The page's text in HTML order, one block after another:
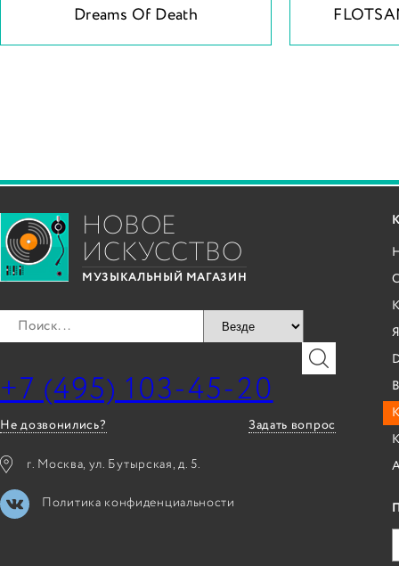
Dreams Of Death
НОВОЕ
ИСКУССТВО
МУЗЫКАЛЬНЫЙ МАГАЗИН
+7 (495) 103-45-20
Не дозвонились? Задать вопрос
г. Москва, ул. Бутырская, д. 5.
Политика конфиденциальности